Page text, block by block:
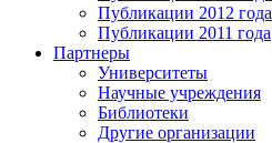
Публикации 2012 года
Публикации 2011 года
Партнеры
Университеты
Научные учреждения
Библиотеки
Другие организации